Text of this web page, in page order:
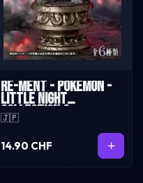
Re-Ment - Pokémon -
Little Night
Collection 2
🇯🇵
14.90 CHF